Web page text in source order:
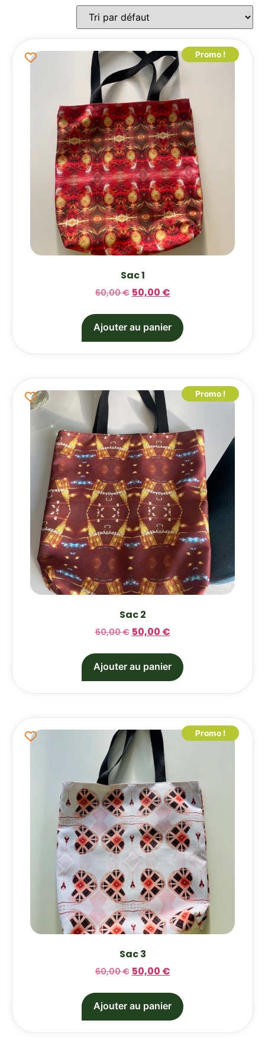
Promo !
Sac 1
60,00€ 50,00 €
Ajouter au panier
Promo !
Sac 2
60,00€ 50,00 €
Ajouter au panier
Promo !
Sac 3
60,00€ 50,00 €
Ajouter au panier